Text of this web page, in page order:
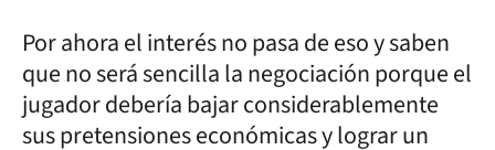
Por ahora el interés no pasa de eso y saben
que no será sencilla la negociación porque el
jugador debería bajar considerablemente
sus pretensiones económicas y lograr un